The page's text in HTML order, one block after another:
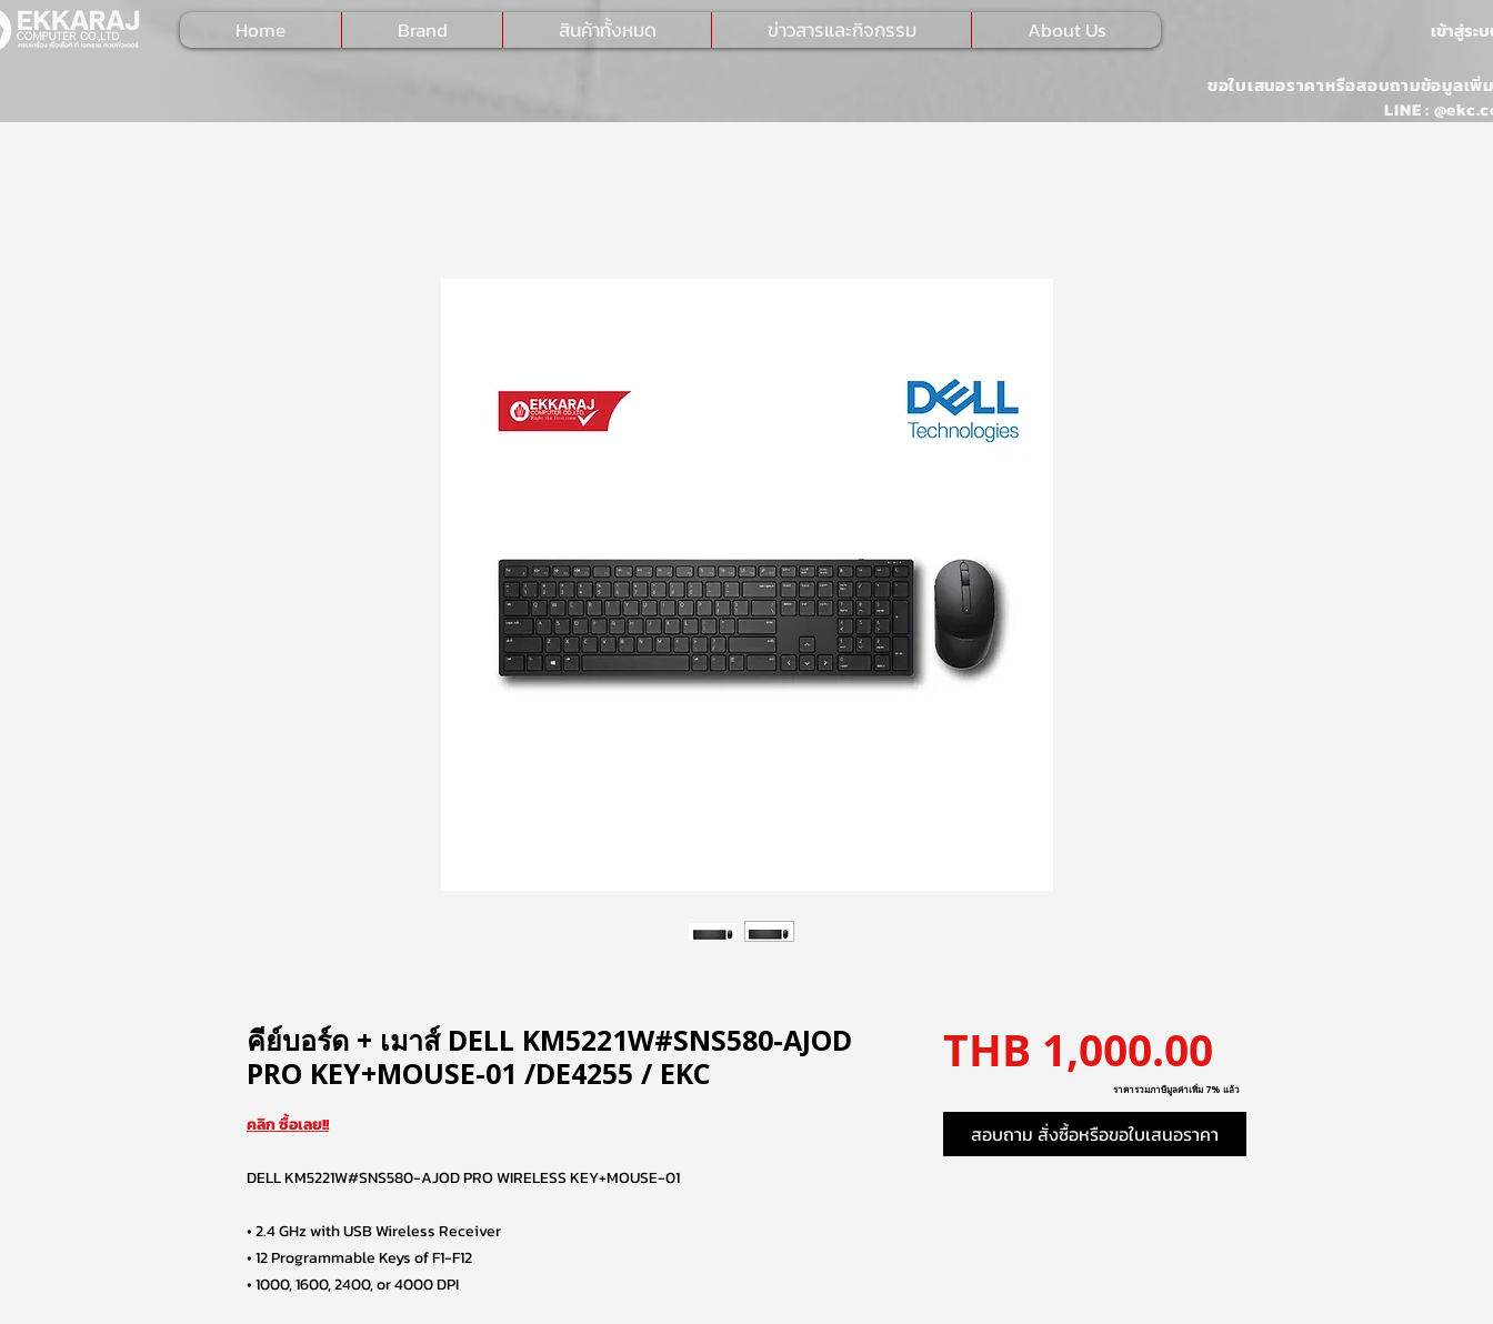
Home Brand สินค้าทั้งหมด ข่าวสารและกิจกรรม About Us เข้าสู่ระ
ขอใบเสนอราคาหรือสอบถามข้อมูลเพิ่
LINE :
คีย์บอร์ด + เมาส์ DELL KM5221W#SNS580-AJOD
PRO KEY+MOUSE-01 /DE4255 / EKC
คลิก ซื้อเลย!!
DELL KM5221W#SNS580-AJOD PRO WIRELESS KEY+MOUSE-01
• 2.4 GHz with USB Wireless Receiver
• 12 Programmable Keys of F1-F12
• 1000, 1600, 2400, or 4000 DPI
THB 1,000.00ราคา
สอบถาม สั่งซื้อหรือขอใบเสนอราคา
ราคารวมภาษีมูลค่าเพิ่ม 7% แล้ว